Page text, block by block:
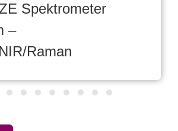
Spektrometer
–
Raman